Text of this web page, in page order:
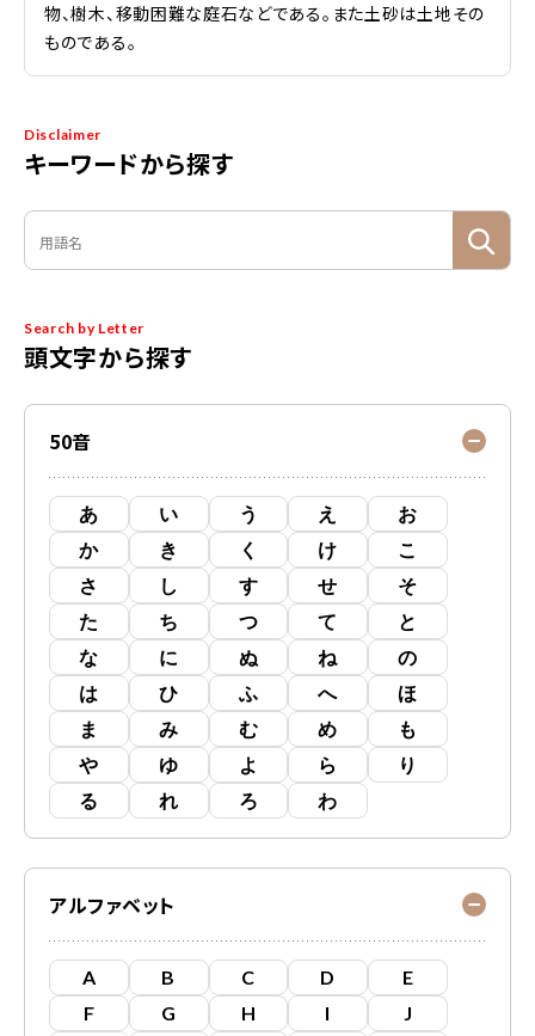
Disclaimer
キーワードから探す
Search by Letter
頭文字から探す
50音
あ い う え
お
か
き く け
こ
さ
し す せ
そ
た
ち つ て
と
な
に ぬ ね
の
は
ひ ふ へ
ほ
ま
み む め
も
や
ゆ よ ら
り
る
れ ろ わ
アルファベット
A B C D
E
F
G H I
J
物、樹木、移動困難な庭石などである。また土砂は土地その
ものである。